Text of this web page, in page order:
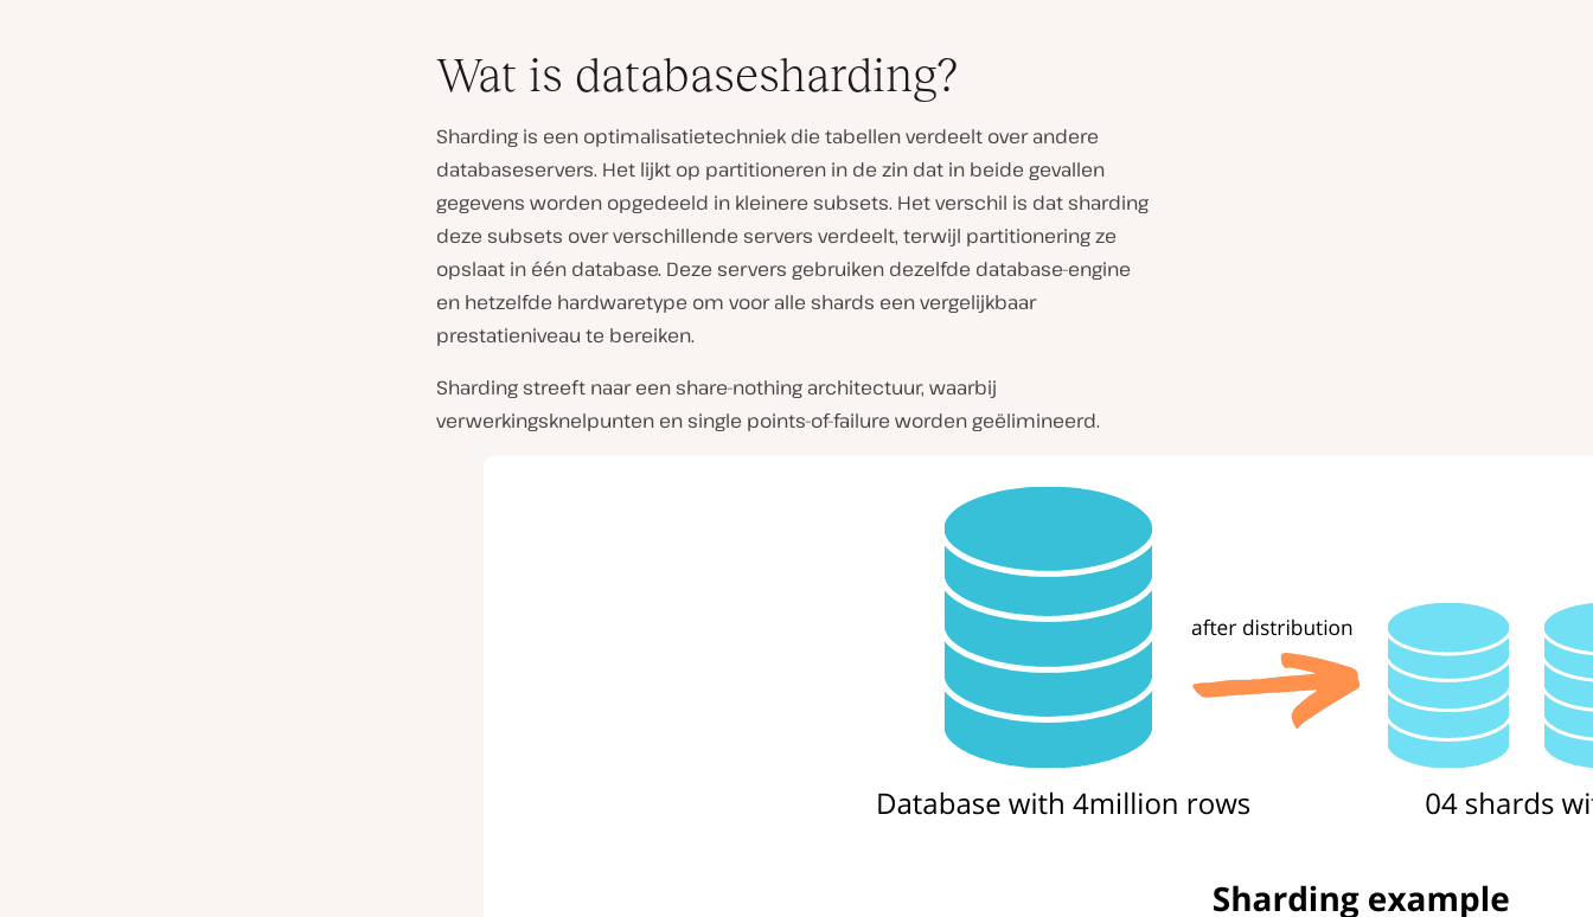
Wat is databasesharding?
Sharding is een optimalisatietechniek die tabellen verdeelt over andere
databaseservers. Het lijkt op partitioneren in de zin dat in beide gevallen
gegevens worden opgedeeld in kleinere subsets. Het verschil is dat sharding
deze subsets over verschillende servers verdeelt, terwijl partitionering ze
opslaat in één database. Deze servers gebruiken dezelfde database-engine
en hetzelfde hardwaretype om voor alle shards een vergelijkbaar
prestatieniveau te bereiken.
Sharding streeft naar een share-nothing architectuur, waarbij
verwerkingsknelpunten en single points-of-failure worden geëlimineerd.